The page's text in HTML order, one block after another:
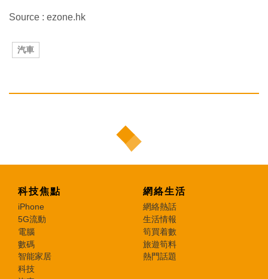
Source : ezone.hk
汽車
科技焦點
iPhone
5G流動
電腦
數碼
智能家居
科技
網絡生活
網絡熱話
生活情報
筍買着數
旅遊筍料
熱門話題